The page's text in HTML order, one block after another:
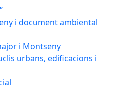
i document ambiental
i Montseny
urbans, edificacions i